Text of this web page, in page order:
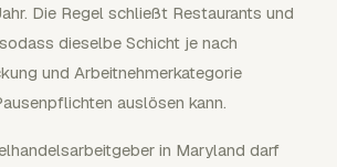
Die Regel schließt Restaurants und
dieselbe Schicht je nach
und Arbeitnehmerkategorie
auslösen kann.
in Maryland darf